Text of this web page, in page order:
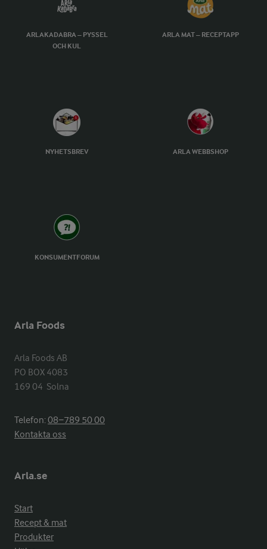
ARLAKADABRA – PYSSEL
OCH KUL
ARLA MAT – RECEPTAPP
NYHETSBREV ARLA WEBBSHOP
KONSUMENTFORUM
Arla Foods
Arla Foods AB
PO BOX 4083
169 04  Solna
Telefon:08−789 50 00
Kontakta oss
Arla.se
Start
Recept & mat
Produkter